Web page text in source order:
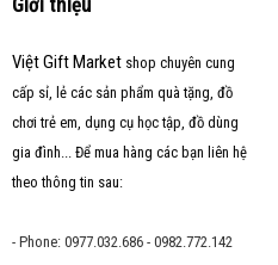
Giới thiệu
Việt Gift Marketshop chuyên cung
cấp sỉ, lẻ các sản phẩm quà tặng, đồ
chơi trẻ em, dụng cụ học tập, đồ dùng
gia đình... Để mua hàng các bạn liên hệ
theo thông tin sau:
- Phone: 0977.032.686 - 0982.772.142